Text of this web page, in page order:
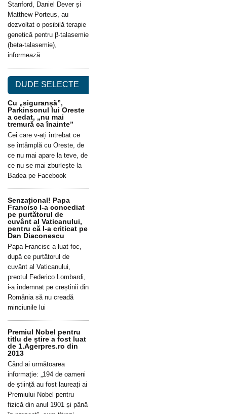
Stanford, Daniel Dever și
Matthew Porteus, au
dezvoltat o posibilă terapie
genetică pentru β-talasemie
(beta-talasemie),
informează
DUDE SELECTE
Cu „siguranșă”,
Parkinsonul lui Oreste
a cedat, „nu mai
tremură ca înainte”
Cei care v-ați întrebat ce
se întâmplă cu Oreste, de
ce nu mai apare la teve, de
ce nu se mai zburlește la
Badea pe Facebook
Senzațional! Papa
Francisc l-a concediat
pe purtătorul de
cuvânt al Vaticanului,
pentru că l-a criticat pe
Dan Diaconescu
Papa Francisc a luat foc,
după ce purtătorul de
cuvânt al Vaticanului,
preotul Federico Lombardi,
i-a îndemnat pe creștinii din
România să nu creadă
minciunile lui
Premiul Nobel pentru
titlu de știre a fost luat
de 1.Agerpres.ro din
2013
Când ai următoarea
informație: „194 de oameni
de știință au fost laureați ai
Premiului Nobel pentru
fizică din anul 1901 și până